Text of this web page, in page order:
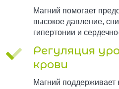
Магний помогает
высокое давление,
гипертонии и
Регуляция
крови
Магний